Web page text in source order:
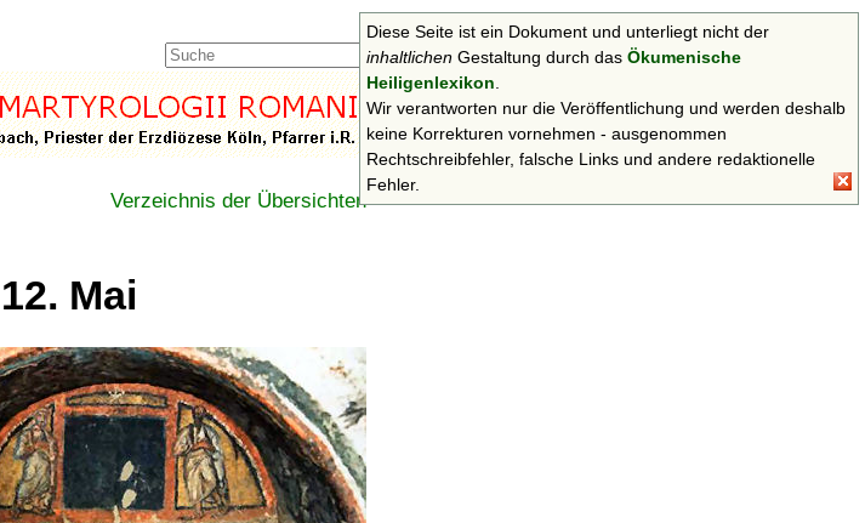
Suchen
Verzeichnis der Übersichten
12. Mai
Diese Seite ist ein Dokument und unterliegt nicht der
inhaltlichen Gestaltung durch das Ökumenische
Heiligenlexikon
Wir verantworten nur die Veröffentlichung und werden deshalb
keine Korrekturen vornehmen - ausgenommen
Rechtschreibfehler, falsche Links und andere redaktionelle
Fehler.